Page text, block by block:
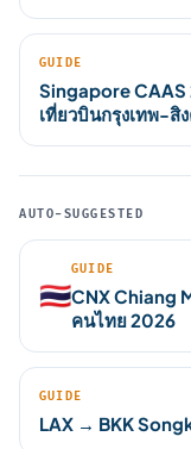
GUIDE
Singapore
เที่ยวบินกรุงเทพ-สิ
AUTO-SUGGESTED
🇹🇭
GUIDE
CNX Chiang
คนไทย 2026
GUIDE
LAX → BKK